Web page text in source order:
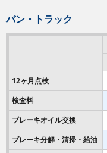
バン・トラック
12ヶ月点検
検査料
ブレーキオイル交換
ブレーキ分解・清掃・給油